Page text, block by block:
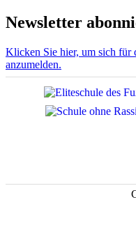
Newsletter
Klicken Sie hier, um sich für
anzumelden.